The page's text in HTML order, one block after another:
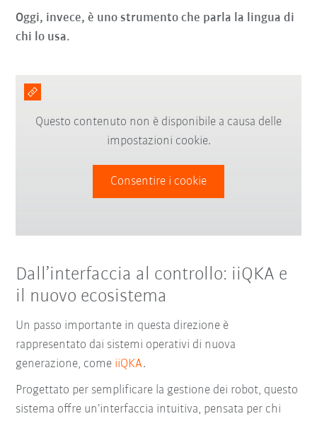
Oggi, invece, è uno strumento che parla la lingua di
chi lo usa.
Questo contenuto non è disponibile a causa delle
impostazioni cookie.
Consentire i cookie
Dall’interfaccia al controllo: iiQKA e
il nuovo ecosistema
Un passo importante in questa direzione è
rappresentato dai sistemi operativi di nuova
generazione, come iiQKA.
Progettato per semplificare la gestione dei robot, questo
sistema offre un’interfaccia intuitiva, pensata per chi